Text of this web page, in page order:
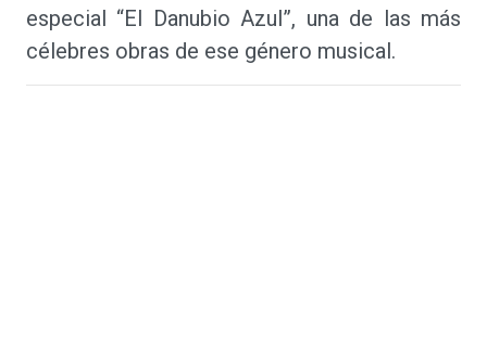
especial “El Danubio Azul”, una de las más
célebres obras de ese género musical.